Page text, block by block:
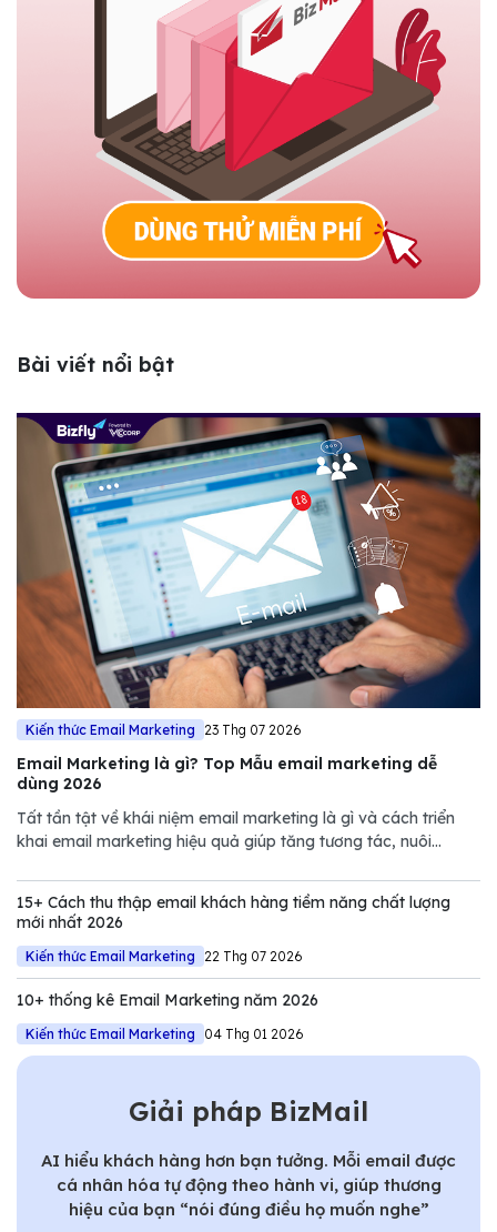
Bài viết nổi bật
Kiến thức Email Marketing 23 Thg 07 2026
Email Marketing là gì? Top Mẫu email marketing dễ
dùng 2026
Tất tần tật về khái niệm email marketing là gì và cách triển
khai email marketing hiệu quả giúp tăng tương tác, nuôi
15+ Cách thu thập email khách hàng tiềm năng chất lượng
mới nhất 2026
Kiến thức Email Marketing 22 Thg 07 2026
10+ thống kê Email Marketing năm 2026
Kiến thức Email Marketing 04 Thg 01 2026
Giải pháp BizMail
AI hiểu khách hàng hơn bạn tưởng. Mỗi email được
cá nhân hóa tự động theo hành vi, giúp thương
hiệu của bạn “nói đúng điều họ muốn nghe”